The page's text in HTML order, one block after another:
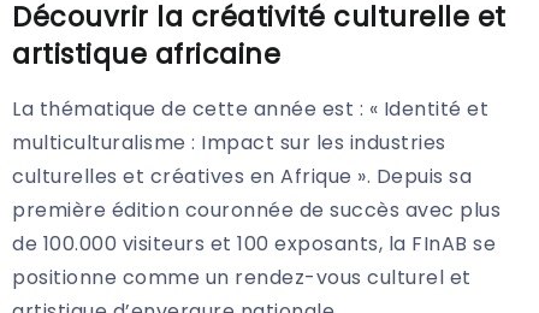
Découvrir la créativité culturelle et
artistique africaine
La thématique de cette année est : « Identité et
multiculturalisme : Impact sur les industries
culturelles et créatives en Afrique ». Depuis sa
première édition couronnée de succès avec plus
de 100.000 visiteurs et 100 exposants, la FInAB se
positionne comme un rendez-vous culturel et